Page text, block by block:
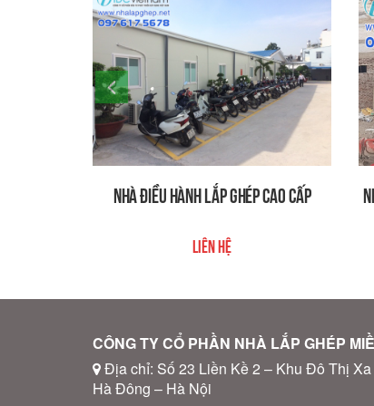
Nhà điều hành lắp ghép cao cấp
Liên hệ
CÔNG TY CỔ PHẦN NHÀ LẮP GHÉP
Địa chỉ: Số 23 Liền Kề 2 – Khu Đô Thị
Hà Đông – Hà Nội